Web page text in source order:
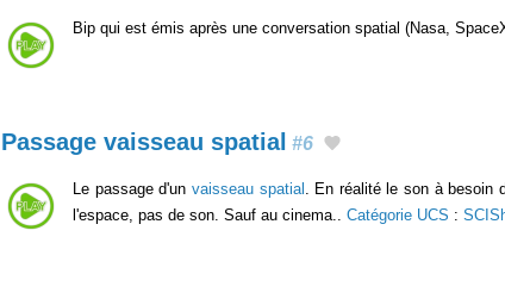
Bip qui est émis après une conversation spatial (Nasa,
Passage vaisseau spatial #6
Le passage d'un vaisseau spatial
. En réalité le son à besoin
l'espace, pas de son. Sauf au cinema.. Catégorie UCS :